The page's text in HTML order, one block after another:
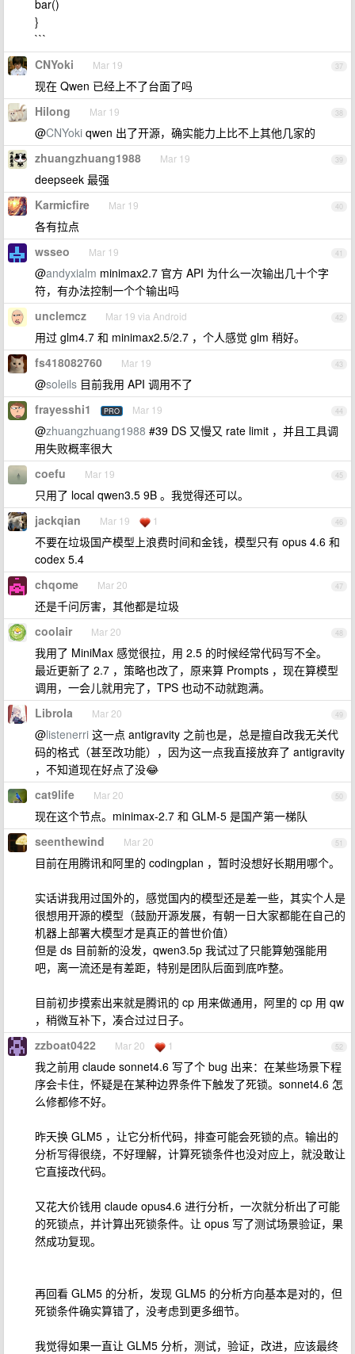
bar()
}
```
37
CNYoki Mar 19
现在 Qwen 已经上不了台面了吗
38
Hilong Mar 19
@CNYoki qwen 出了开源，确实能力上比不上其他几家的
39
zhuangzhuang1988 Mar 19
deepseek 最强
40
Karmicfire Mar 19
各有拉点
41
wsseo Mar 19
@andyxialm minimax2.7 官方 API 为什么一次输出几十个字
符，有办法控制一个个输出吗
42
unclemcz Mar 19 via Android
用过 glm4.7 和 minimax2.5/2.7 ，个人感觉 glm 稍好。
43
fs418082760 Mar 19
@soleils 目前我用 API 调用不了
44
frayesshi1 PRO Mar 19
@zhuangzhuang1988 #39 DS 又慢又 rate limit ，并且工具调
用失败概率很大
45
coefu Mar 19
只用了 local qwen3.5 9B 。我觉得还可以。
46
jackqian Mar 19 1
不要在垃圾国产模型上浪费时间和金钱，模型只有 opus 4.6 和
codex 5.4
47
chqome Mar 20
还是千问厉害，其他都是垃圾
48
coolair Mar 20
我用了 MiniMax 感觉很拉，用 2.5 的时候经常代码写不全。
最近更新了 2.7 ，策略也改了，原来算 Prompts ，现在算模型
调用，一会儿就用完了，TPS 也动不动就跑满。
49
Librola Mar 20
@listenerri 这一点 antigravity 之前也是，总是擅自改我无关代
码的格式（甚至改功能），因为这一点我直接放弃了 antigravity
，不知道现在好点了没😂
50
cat9life Mar 20
现在这个节点。minimax-2.7 和 GLM-5 是国产第一梯队
51
seenthewind Mar 20
目前在用腾讯和阿里的 codingplan ，暂时没想好长期用哪个。
实话讲我用过国外的，感觉国内的模型还是差一些，其实个人是
很想用开源的模型（鼓励开源发展，有朝一日大家都能在自己的
机器上部署大模型才是真正的普世价值）
但是 ds 目前新的没发，qwen3.5p 我试过了只能算勉强能用
吧，离一流还是有差距，特别是团队后面到底咋整。
目前初步摸索出来就是腾讯的 cp 用来做通用，阿里的 cp 用 qw
，稍微互补下，凑合过过日子。
52
zzboat0422 Mar 20 1
我之前用 claude sonnet4.6 写了个 bug 出来：在某些场景下程
序会卡住，怀疑是在某种边界条件下触发了死锁。sonnet4.6 怎
么修都修不好。
昨天换 GLM5 ，让它分析代码，排查可能会死锁的点。输出的
分析写得很绕，不好理解，计算死锁条件也没对应上，就没敢让
它直接改代码。
又花大价钱用 claude opus4.6 进行分析，一次就分析出了可能
的死锁点，并计算出死锁条件。让 opus 写了测试场景验证，果
然成功复现。
再回看 GLM5 的分析，发现 GLM5 的分析方向基本是对的，但
死锁条件确实算错了，没考虑到更多细节。
我觉得如果一直让 GLM5 分析，测试，验证，改进，应该最终